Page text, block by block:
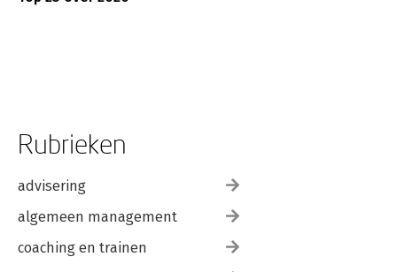
Rubrieken
advisering
algemeen management
coaching en trainen